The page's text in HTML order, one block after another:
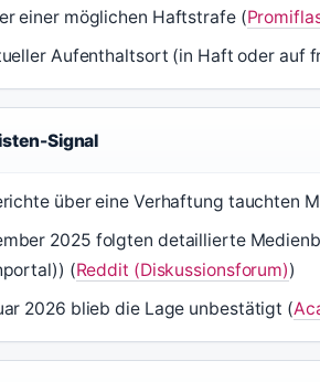
einer möglichen Haftstrafe (
Aufenthaltsort (in Haft oder auf
Signal
über eine Verhaftung tauchten
2025 folgten detaillierte
(Reddit (Diskussionsforum))
2026 blieb die Lage unbestätigt (